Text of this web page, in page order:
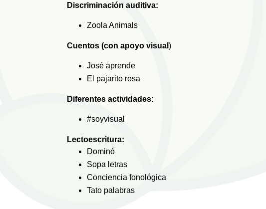
Discriminación auditiva:
Zoola Animals
Cuentos (con apoyo visual)
José aprende
El pajarito rosa
Diferentes actividades:
#soyvisual
Lectoescritura:
Dominó
Sopa letras
Conciencia fonológica
Tato palabras